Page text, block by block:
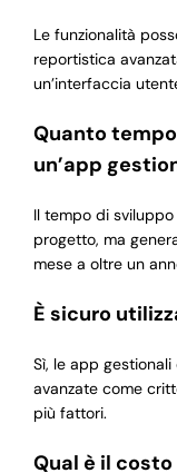
Le funzionalità
reportistica
un’interfaccia
Quanto
un’app
Il tempo di
progetto, ma
mese a oltre un
È sicuro
Sì, le app
avanzate come
più fattori.
Qual è il